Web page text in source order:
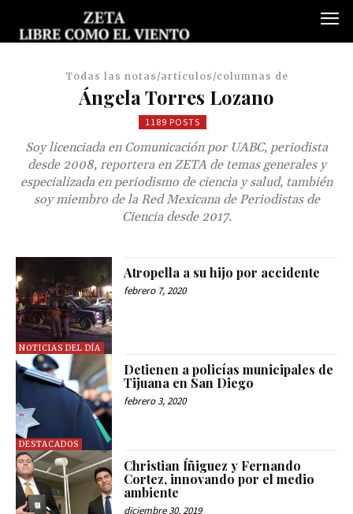
Todas las notas/artículos/columnas de
Ángela Torres Lozano
1189 POSTS
Soy licenciada en Comunicación por UABC, periodista
desde 2008, reportera en ZETA de temas generales y
especializada en periodismo de ciencia y salud, también
soy miembro de la Red Mexicana de Periodistas de
Ciencia desde 2017.
NOTICIAS DEL DÍA
Atropella a su hijo por accidente
febrero 7, 2020
DESTACADOS
Detienen a policías municipales de
Tijuana en San Diego
febrero 3, 2020
Christian Íñiguez y Fernando
Cortez, innovando por el medio
ambiente
diciembre 30, 2019